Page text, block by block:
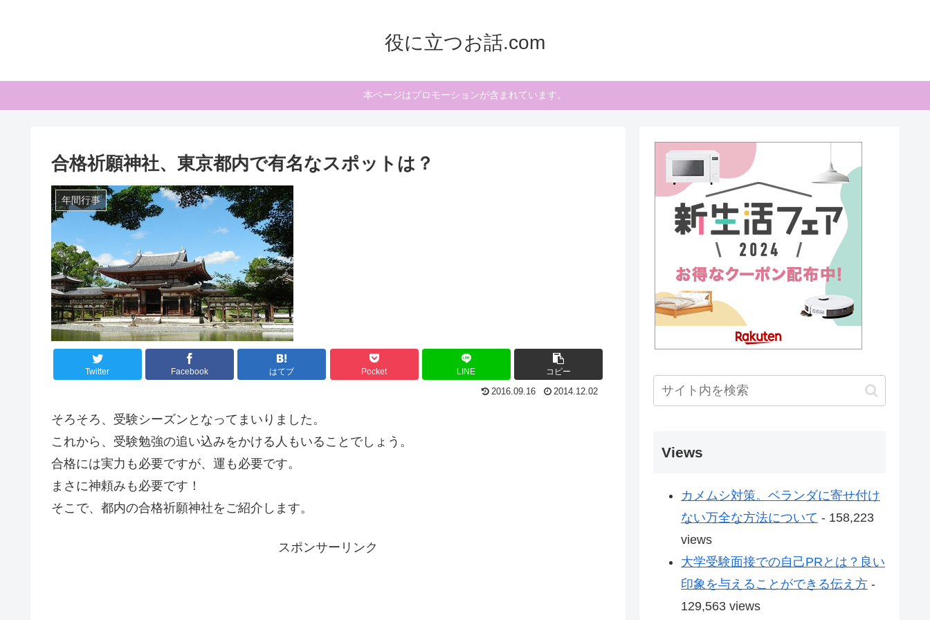
役に立つお話.com
本ページはプロモーションが含まれています。
合格祈願神社、東京都内で有名なスポットは？
年間行事
Twitter Facebook はてブ Pocket LINE コピー
2016.09.16 2014.12.02
そろそろ、受験シーズンとなってまいりました。
これから、受験勉強の追い込みをかける人もいることでしょう。
合格には実力も必要ですが、運も必要です。
まさに神頼みも必要です！
そこで、都内の合格祈願神社をご紹介します。
スポンサーリンク
Views
カメムシ対策。ベランダに寄せ付け
ない万全な方法について - 158,223
views
大学受験面接での自己PRとは？良い
印象を与えることができる伝え方 -
129,563 views